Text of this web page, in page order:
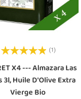
(1)
X4 --- Almazara Las
3l, Huile D'Olive Extra
Vierge Bio